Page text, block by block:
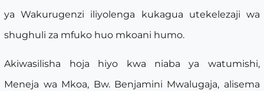
ya Wakurugenzi iliyolenga kukagua utekelezaji wa
shughuli za mfuko huo mkoani humo.
Akiwasilisha hoja hiyo kwa niaba ya watumishi,
Meneja wa Mkoa, Bw. Benjamini Mwalugaja, alisema